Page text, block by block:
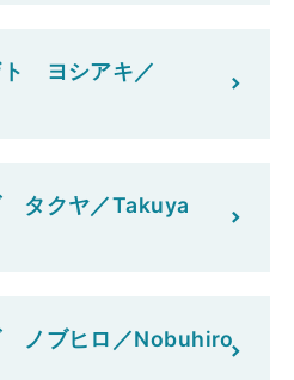
ヨシアキ／
タクヤ／Takuya
ノブヒロ／Nobuhiro